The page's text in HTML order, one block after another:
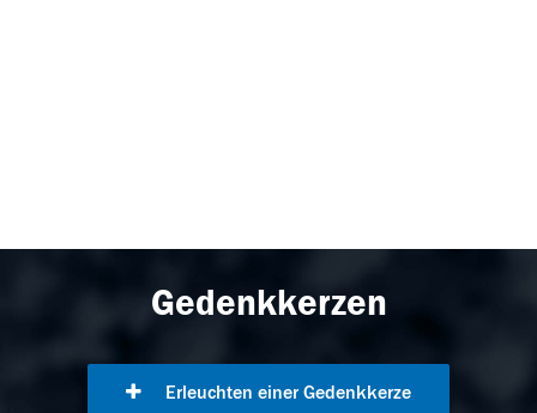
Gedenkkerzen
Erleuchten einer Gedenkkerze